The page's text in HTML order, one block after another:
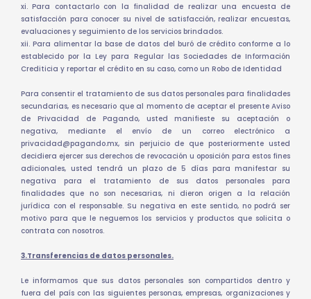
xi. Para contactarlo con la finalidad de realizar una encuesta de
satisfacción para conocer su nivel de satisfacción, realizar encuestas,
evaluaciones y seguimiento de los servicios brindados.
xii. Para alimentar la base de datos del buró de crédito conforme a lo
establecido por la Ley para Regular las Sociedades de Información
Crediticia y reportar el crédito en su caso, como un Robo de Identidad
Para consentir el tratamiento de sus datos personales para finalidades
secundarias, es necesario que al momento de aceptar el presente Aviso
de Privacidad de Pagando, usted manifieste su aceptación o
negativa, mediante el envío de un correo electrónico a
privacidad@pagando.mx, sin perjuicio de que posteriormente usted
decidiera ejercer sus derechos de revocación u oposición para estos fines
adicionales, usted tendrá un plazo de 5 días para manifestar su
negativa para el tratamiento de sus datos personales para
finalidades que no son necesarias, ni dieron origen a la relación
jurídica con el responsable. Su negativa en este sentido, no podrá ser
motivo para que le neguemos los servicios y productos que solicita o
contrata con nosotros.
3.Transferencias de datos personales.
Le informamos que sus datos personales son compartidos dentro y
fuera del país con las siguientes personas, empresas, organizaciones y